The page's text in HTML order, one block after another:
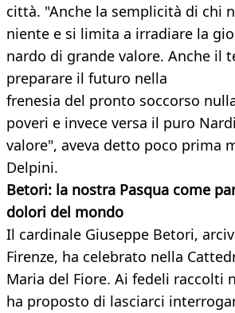
città. "Anche la semplicità di chi
niente e si limita a irradiare la
nardo di grande valore. Anche il
preparare il futuro nella
frenesia del pronto soccorso
poveri e invece versa il puro
valore", aveva detto poco prima
Delpini.
Betori: la nostra Pasqua come
dolori del mondo
Il cardinale Giuseppe Betori,
Firenze, ha celebrato nella
Maria del Fiore. Ai fedeli raccolti
ha proposto di lasciarci